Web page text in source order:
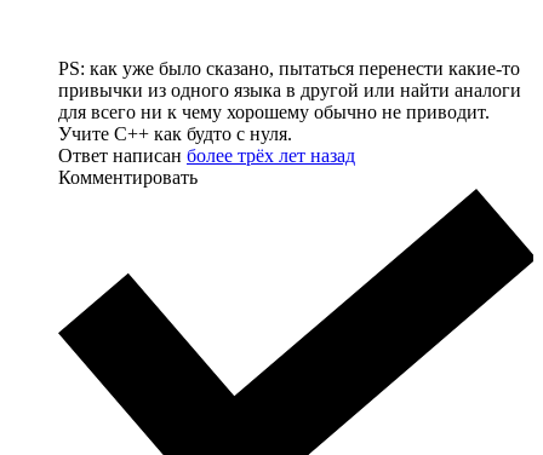
PS: как уже было сказано, пытаться перенести какие-то
привычки из одного языка в другой или найти аналоги
для всего ни к чему хорошему обычно не приводит.
Учите C++ как будто с нуля.
Ответ написан более трёх лет назад
Комментировать